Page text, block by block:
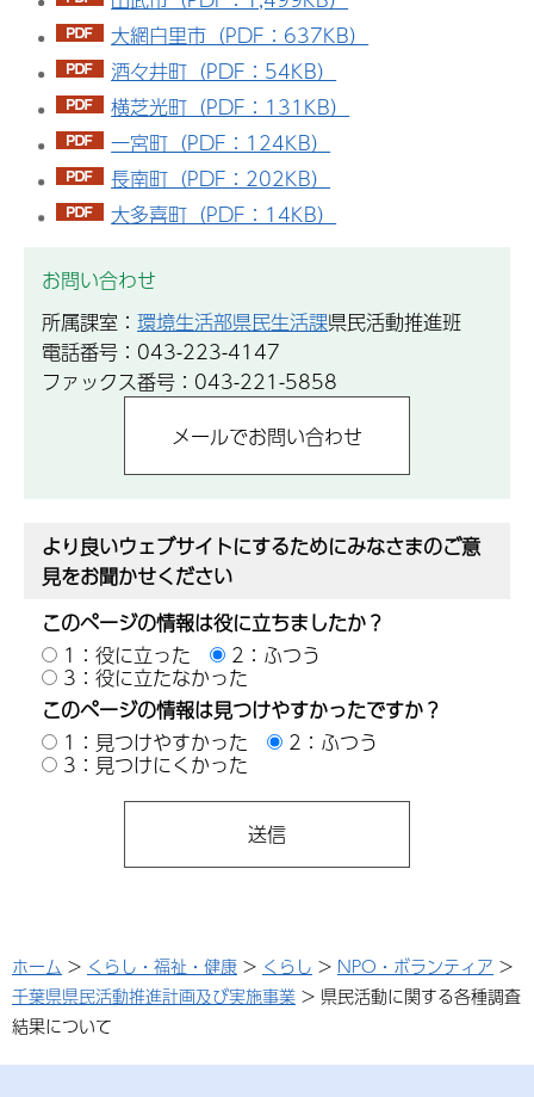
大網白里市（PDF：637KB）
酒々井町（PDF：54KB）
横芝光町（PDF：131KB）
一宮町（PDF：124KB）
長南町（PDF：202KB）
大多喜町（PDF：14KB）
お問い合わせ
所属課室： 環境生活部県民生活課県民活動推進班
電話番号：043-223-4147
ファックス番号：043-221-5858
より良いウェブサイトにするためにみなさまのご意
見をお聞かせください
このページの情報は役に立ちましたか？
1：役に立った
2：ふつう
3：役に立たなかった
このページの情報は見つけやすかったですか？
1：見つけやすかった
2：ふつう
3：見つけにくかった
ホーム > くらし・福祉・健康 > くらし > NPO・ボランティア >
千葉県県民活動推進計画及び実施事業 > 県民活動に関する各種調査
結果について